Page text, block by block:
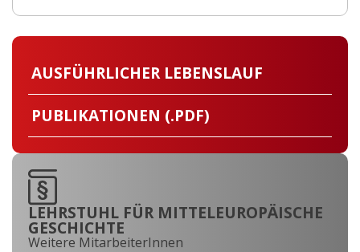
AUSFÜHRLICHER LEBENSLAUF
PUBLIKATIONEN (.PDF)
LEHRSTUHL FÜR MITTELEUROPÄISCHE
GESCHICHTE
Weitere MitarbeiterInnen